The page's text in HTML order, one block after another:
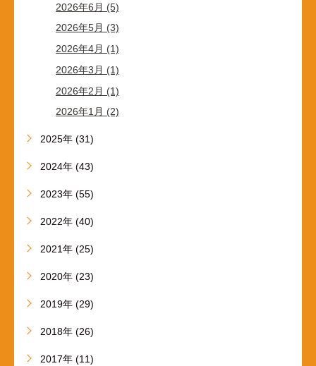
2026年6月 (5)
2026年5月 (3)
2026年4月 (1)
2026年3月 (1)
2026年2月 (1)
2026年1月 (2)
2025年 (31)
2024年 (43)
2023年 (55)
2022年 (40)
2021年 (25)
2020年 (23)
2019年 (29)
2018年 (26)
2017年 (11)